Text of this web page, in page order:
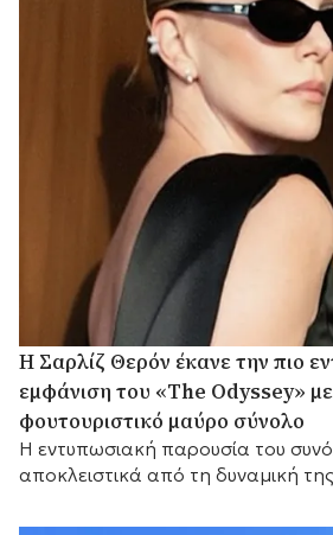
Η Σαρλίζ Θερόν έκανε την πιο
εμφάνιση του «The Odyssey»
φουτουριστικό μαύρο σύνολο
Η εντυπωσιακή παρουσία του
αποκλειστικά από τη δυναμική